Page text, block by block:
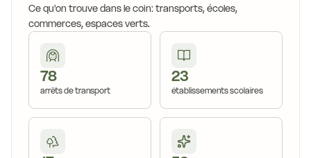
Ce qu'on trouve dans le coin: transports, écoles,
commerces, espaces verts.
78
arrêts de transport
23
établissements scolaires